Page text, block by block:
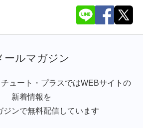
ールマガジン
ュート・プラスではWEBサイトの
新着情報を
ジンで無料配信しています